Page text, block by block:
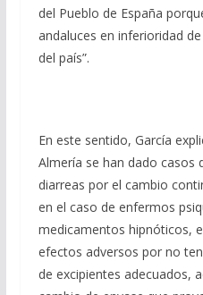
del Pueblo de España
andaluces en inferioridad
del país”.
En este sentido, García
Almería se han dado casos
diarreas por el cambio
en el caso de enfermos
medicamentos hipnóticos,
efectos adversos por no
de excipientes adecuados,